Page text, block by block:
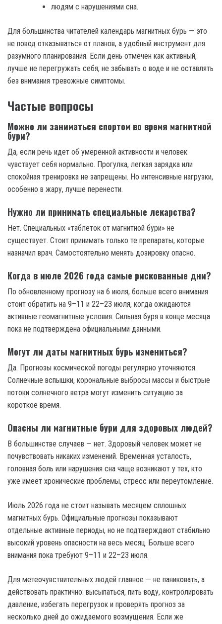
людям с нарушениями сна.
Для большинства читателей календарь магнитных бурь — это
не повод отказываться от планов, а удобный инструмент для
разумного планирования. Если день отмечен как активный,
лучше не перегружать себя, не забывать о воде и не оставлять
без внимания тревожные симптомы.
Частые вопросы
Можно ли заниматься спортом во время магнитной
бури?
Да, если речь идет об умеренной активности и человек
чувствует себя нормально. Прогулка, легкая зарядка или
спокойная тренировка не запрещены. Но интенсивные нагрузки,
особенно в жару, лучше перенести.
Нужно ли принимать специальные лекарства?
Нет. Специальных «таблеток от магнитной бури» не
существует. Стоит принимать только те препараты, которые
назначил врач. Самостоятельно менять дозировку опасно.
Когда в июле 2026 года самые рискованные дни?
По обновленному прогнозу на 6 июля, больше всего внимания
стоит обратить на 9–11 и 22–23 июля, когда ожидаются
активные геомагнитные условия. Сильная буря в конце месяца
пока не подтверждена официальными данными.
Могут ли даты магнитных бурь измениться?
Да. Прогнозы космической погоды регулярно уточняются.
Солнечные вспышки, корональные выбросы массы и быстрые
потоки солнечного ветра могут изменить ситуацию за
короткое время.
Опасны ли магнитные бури для здоровых людей?
В большинстве случаев — нет. Здоровый человек может не
почувствовать никаких изменений. Временная усталость,
головная боль или нарушения сна чаще возникают у тех, кто
уже имеет хронические проблемы, стресс или переутомление.
Июль 2026 года не стоит называть месяцем сплошных
магнитных бурь. Официальные прогнозы показывают
отдельные активные периоды, но не подтверждают стабильно
высокий уровень опасности на весь месяц. Больше всего
внимания пока требуют 9–11 и 22–23 июля.
Для метеочувствительных людей главное — не паниковать, а
действовать практично: высыпаться, пить воду, контролировать
давление, избегать перегрузок и проверять прогноз за
несколько дней до ожидаемого возмущения. Если же